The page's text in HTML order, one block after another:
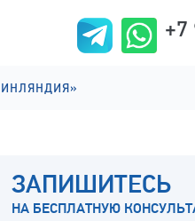
+7
ЗАПИШИТЕСЬ
НА БЕСПЛАТНУЮ